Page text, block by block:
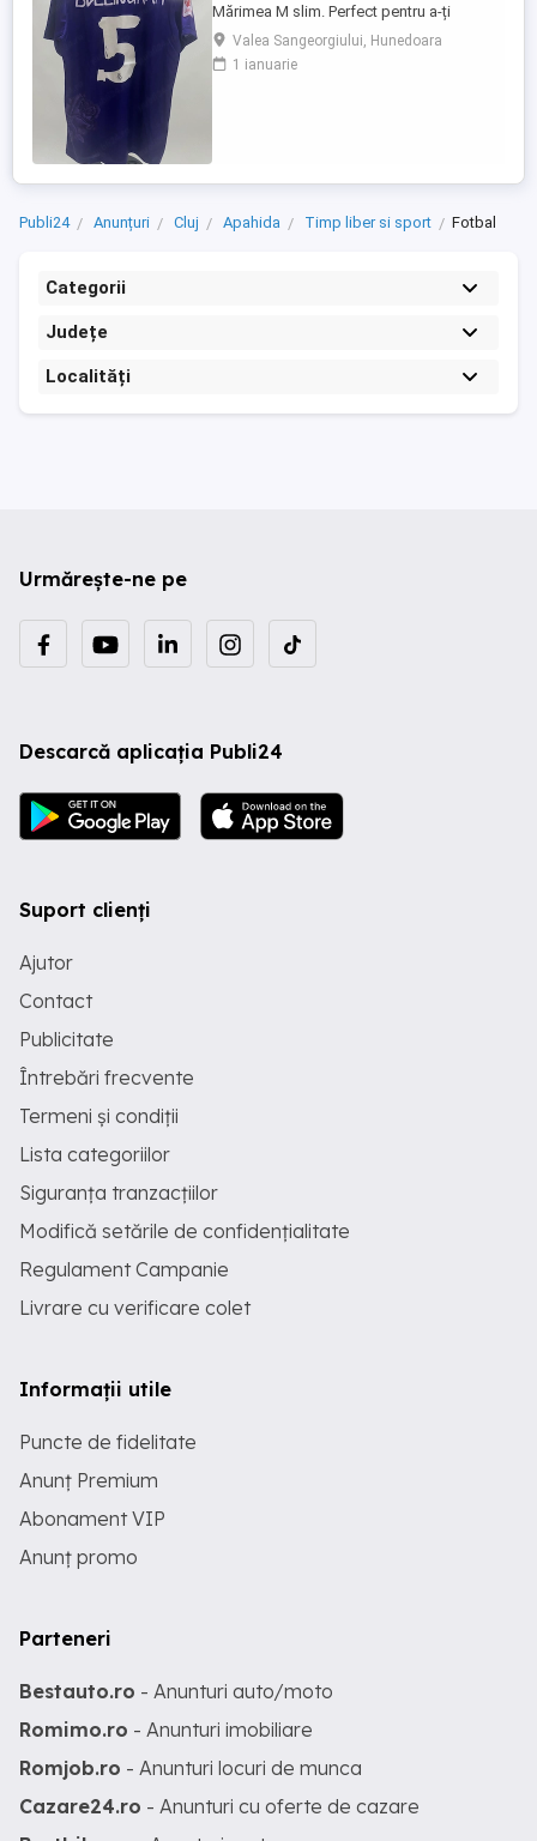
Mărimea M slim. Perfect pentru a-ți
completa ținuta sport. Cumpără acum și
bucură-te de confortul și stilul său! Din
cauza unora care comanda si apoi nu
Valea Sangeorgiului, Hunedoara
1 ianuarie
Publi24 Anunțuri Cluj Apahida Timp liber si sport Fotbal
Categorii
Județe
Localități
Urmărește-ne pe
Descarcă aplicația Publi24
Suport clienți
Ajutor
Contact
Publicitate
Întrebări frecvente
Termeni și condiții
Lista categoriilor
Siguranța tranzacțiilor
Modifică setările de confidențialitate
Regulament Campanie
Livrare cu verificare colet
Informații utile
Puncte de fidelitate
Anunț Premium
Abonament VIP
Anunț promo
Parteneri
Bestauto.ro - Anunturi auto/moto
Romimo.ro - Anunturi imobiliare
Romjob.ro - Anunturi locuri de munca
Cazare24.ro - Anunturi cu oferte de cazare